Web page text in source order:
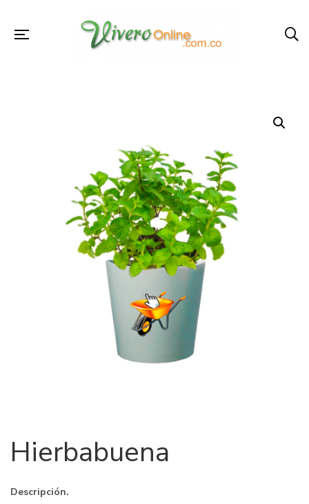
Hierbabuena
Descripción.